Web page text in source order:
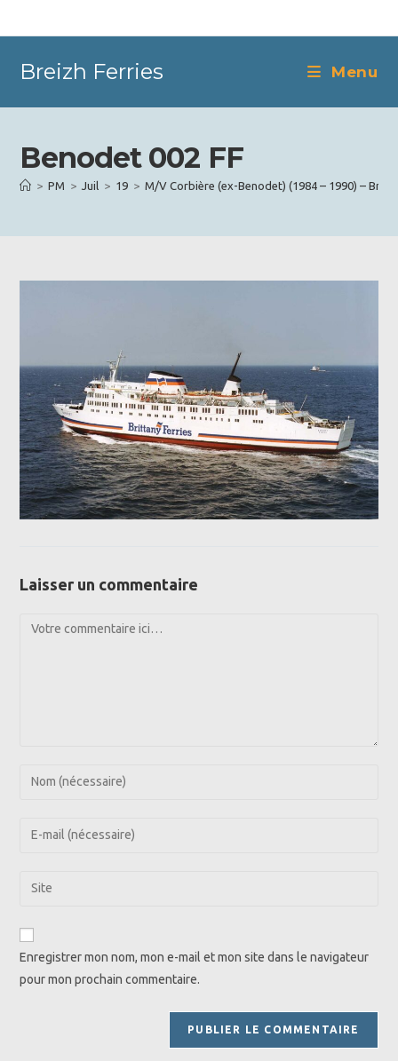
Breizh Ferries Menu
Benodet 002 FF
> PM > Juil > 19 > M/V Corbière (ex-Benodet) (1984 – 1990) –
Laisser un commentaire
Comment
Enter
Enter
address
comment
Saisir
de
Enregistrer mon nom, mon e-mail et mon site dans le navigateur
pour mon prochain commentaire.